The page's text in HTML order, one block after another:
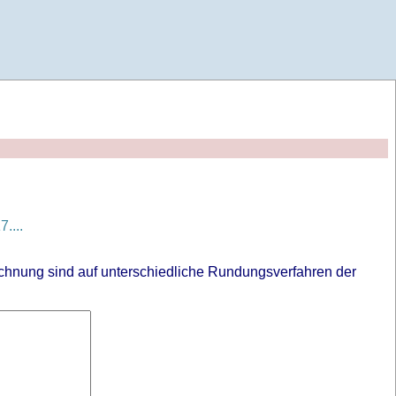
sind auf unterschiedliche Rundungsverfahren der